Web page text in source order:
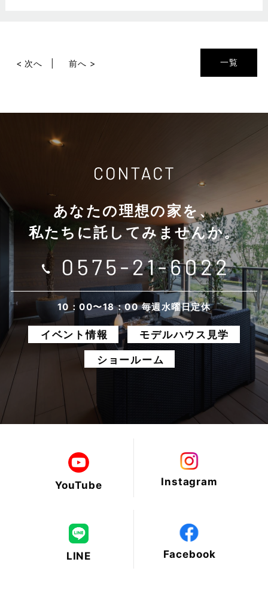
一覧
< 次へ 前へ >
あなたの理想の家を、
私たちに託してみませんか。
10：00〜18：00 毎週水曜日定休
イベント情報
モデルハウス見学
ショールーム
YouTube Instagram
LINE Facebook